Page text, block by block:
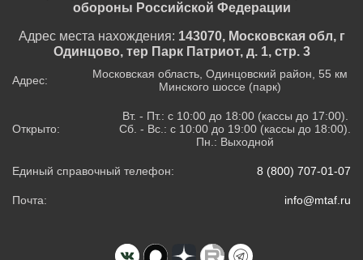
обороны Российской Федерации
Адрес места нахождения: 143070, Московская обл, г
Одинцово, тер Парк Патриот, д. 1, стр. 3
Адрес:
Московская область, Одинцовский район, 55 км
Минского шоссе (парк)
Открыто:
Вт. - Пт.: с 10:00 до 18:00 (кассы до 17:00).
Сб. - Вс.: с 10:00 до 19:00 (кассы до 18:00).
Пн.: Выходной
Единый справочный телефон: 8 (800) 707-01-07
Почта: info@mtaf.ru